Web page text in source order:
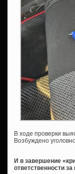
В ходе проверки
Возбуждено
И в завершение
ответственности за